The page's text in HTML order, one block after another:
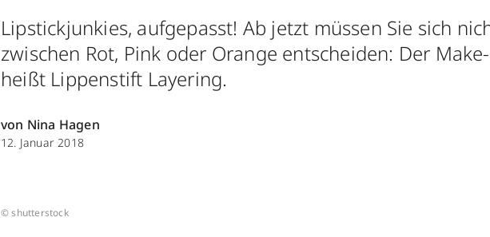
Lipstickjunkies, aufgepasst! Ab jetzt müssen Sie sich
zwischen Rot, Pink oder Orange entscheiden: Der
heißt Lippenstift Layering.
von Nina Hagen
12. Januar 2018
© shutterstock